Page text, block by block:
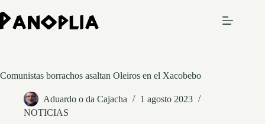
al
contenido
Comunistas borrachos asaltan Oleiros en el Xacobebo
Aduardo o da Cajacha
1 agosto 2023
NOTICIAS